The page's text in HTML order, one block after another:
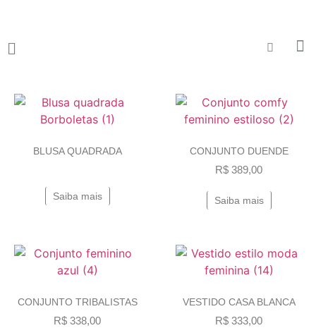
BLUSA QUADRADA
Saiba mais
CONJUNTO DUENDE
R$ 389,00
Saiba mais
CONJUNTO TRIBALISTAS
R$ 338,00
VESTIDO CASA BLANCA
R$ 333,00